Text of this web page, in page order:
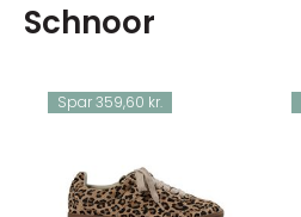
Schnoor
Spar 359,60 kr.